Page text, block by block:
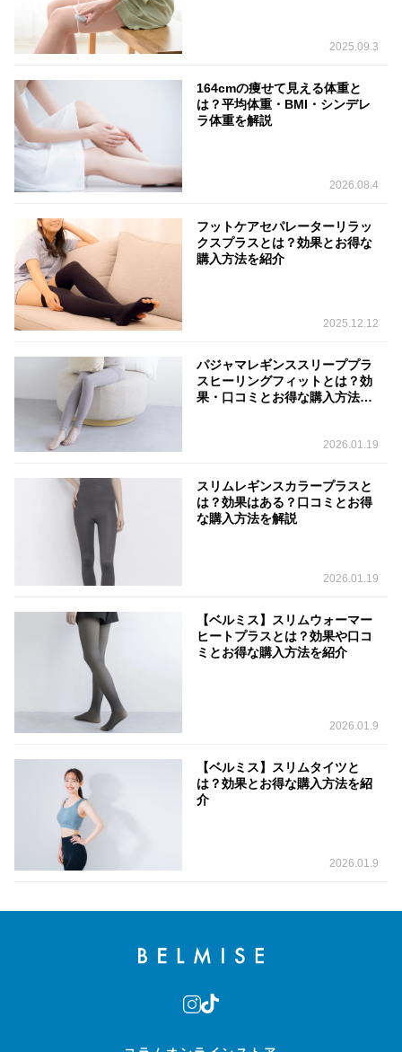
2025.09.3
164cmの痩せて見える体重と
は？平均体重・BMI・シンデレ
ラ体重を解説
2026.08.4
フットケアセパレーターリラッ
クスプラスとは？効果とお得な
購入方法を紹介
2025.12.12
パジャマレギンススリーププラ
スヒーリングフィットとは？効
果・口コミとお得な購入方法を
2026.01.19
スリムレギンスカラープラスと
は？効果はある？口コミとお得
な購入方法を解説
2026.01.19
【ベルミス】スリムウォーマー
ヒートプラスとは？効果や口コ
ミとお得な購入方法を紹介
2026.01.9
【ベルミス】スリムタイツと
は？効果とお得な購入方法を紹
介
2026.01.9